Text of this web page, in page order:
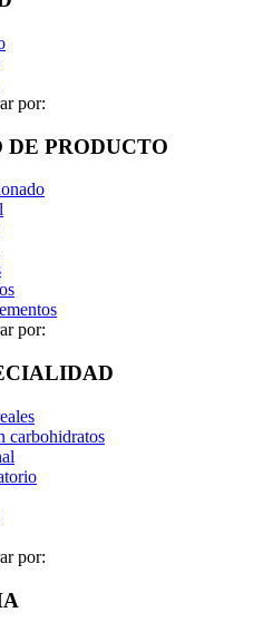
por:
DE PRODUCTO
por:
carbohidratos
por: